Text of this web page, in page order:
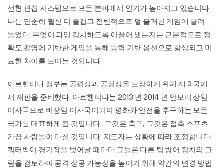
선형 편집 시스템으로 모든 분야에서 인기가 높아지고 있습니다.
나는 단순히 훨씬 더 즐겁고 전반적으로 덜 불쾌한 게임에 끌려
들었다. 무엇이 과잉 감시하도록 이끌어 냈는지는 근본적으로 정
확도 촬영에 기반한 게임을 통해 능력 기반 옵션으로 향상되고 미
묘한 차이를 보이는 것입니다.
아르헨티나 정부는 공평성과 공정성을 보장하기 위해 제 3 국에
서 재판을 준비했다. 아르헨티나는 2013 년 2014 년 안보리 상임
이사국으로 비상임 이사국이되며 평화와 안전을 추구하는 모든
국가를 대표하게 될 것입니다.. 그것은 축구, 그것은 접촉 스포츠.
가끔 사람들이 다칠 것입니다. 지도자는 상황에 따라 조정합니다.
쿼터백이 경기장을 벗어날 때마다 그들은 다른 팀 방어 장치의 그
림을 검토하여 공격 성공 가능성을 높이기 위해 약간의 변경 방법